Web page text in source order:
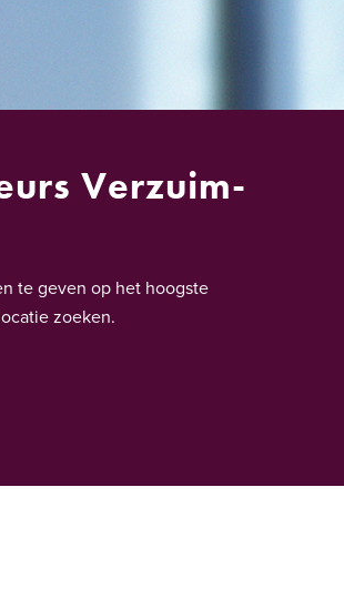
Verzuim-
te geven op het hoogste
zoeken.